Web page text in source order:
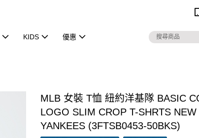
KIDS 優惠
MLB 女裝 T恤 紐約洋基隊 BASIC
LOGO SLIM CROP T-SHRTS NEW
YANKEES (3FTSB0453-50BKS)